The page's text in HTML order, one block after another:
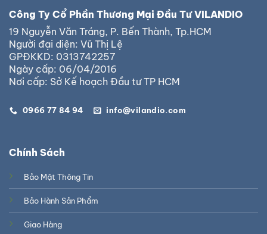
Công Ty Cổ Phần Thương Mại Đầu Tư VILANDIO
19 Nguyễn Văn Tráng, P. Bến Thành, Tp.HCM
Người đại diện: Vũ Thị Lệ
GPĐKKD: 0313742257
Ngày cấp: 06/04/2016
Nơi cấp: Sở Kế hoạch Đầu tư TP HCM
0966 77 84 94 info@vilandio.com
Chính Sách
Bảo Mật Thông Tin
Bảo Hành Sản Phẩm
Giao Hàng